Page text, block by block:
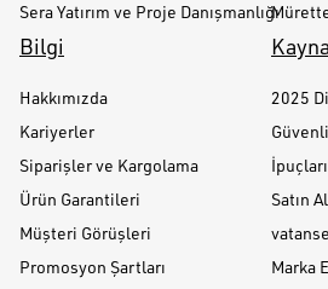
Sera Yatırım ve Proje Danışmanlığı
Bilgi
Hakkımızda
Kariyerler
Siparişler ve Kargolama
Ürün Garantileri
Müşteri Görüşleri
Promosyon Şartları
2025
Satın
Marka